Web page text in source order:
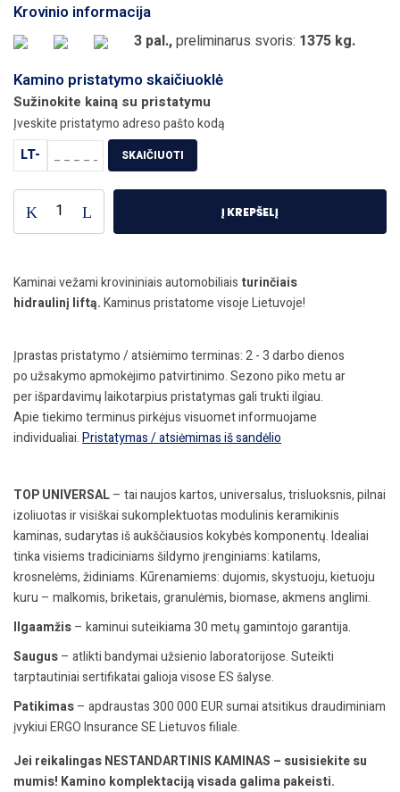
Krovinio informacija
3 pal.,preliminarus svoris: 1375 kg.
Kamino pristatymo skaičiuoklė
Sužinokite kainą su pristatymu
Įveskite pristatymo adreso pašto kodą
LT-
SKAIČIUOTI
Į KREPŠELĮ
Kaminai vežami krovininiais automobiliais turinčiais
hidraulinį liftą.Kaminus pristatome visoje Lietuvoje!
Įprastas pristatymo / atsiėmimo terminas: 2 - 3 darbo dienos
po užsakymo apmokėjimo patvirtinimo. Sezono piko metu ar
per išpardavimų laikotarpius pristatymas gali trukti ilgiau.
Apie tiekimo terminus pirkėjus visuomet informuojame
individualiai.Pristatymas / atsiėmimas iš sandėlio
TOP UNIVERSAL– tai naujos kartos, universalus, trisluoksnis, pilnai
izoliuotas ir visiškai sukomplektuotas modulinis keramikinis
kaminas, sudarytas iš aukščiausios kokybės komponentų. Idealiai
tinka visiems tradiciniams šildymo įrenginiams: katilams,
krosnelėms, židiniams. Kūrenamiems: dujomis, skystuoju, kietuoju
kuru – malkomis, briketais, granulėmis, biomase, akmens anglimi.
Ilgaamžis– kaminui suteikiama 30 metų gamintojo garantija.
Saugus– atlikti bandymai užsienio laboratorijose. Suteikti
tarptautiniai sertifikatai galioja visose ES šalyse.
Patikimas– apdraustas 300 000 EUR sumai atsitikus draudiminiam
įvykiui ERGO Insurance SE Lietuvos filiale.
Jei reikalingas NESTANDARTINIS KAMINAS – susisiekite su
mumis! Kamino komplektaciją visada galima pakeisti.